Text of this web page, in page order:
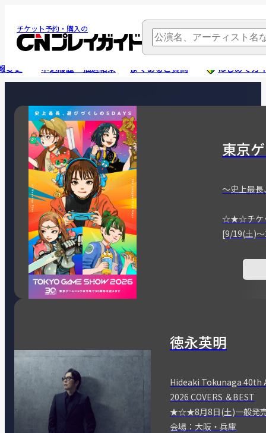
チケット予約・購入の
変更 申込履歴・抽選結果 よくあるご質問 はじめてガ
東京
～史上最長
☆★☆チケ
[9/19(土)
徳永英明
Hideaki Tokunaga 40th
2026 COVERS ＆BEST
★☆★8月8日(土)一般
会場：大阪・兵庫